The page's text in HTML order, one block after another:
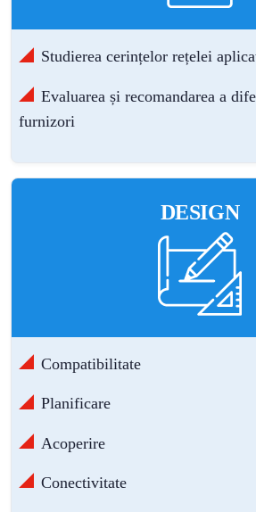
Studierea cerințelor rețelei
Evaluarea și recomandarea a
furnizori
DESIGN
Compatibilitate
Planificare
Acoperire
Conectivitate